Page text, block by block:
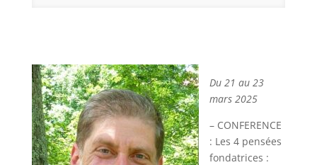
Du 21 au 23
mars 2025
– CONFERENCE
: Les 4 pensées
fondatrices :